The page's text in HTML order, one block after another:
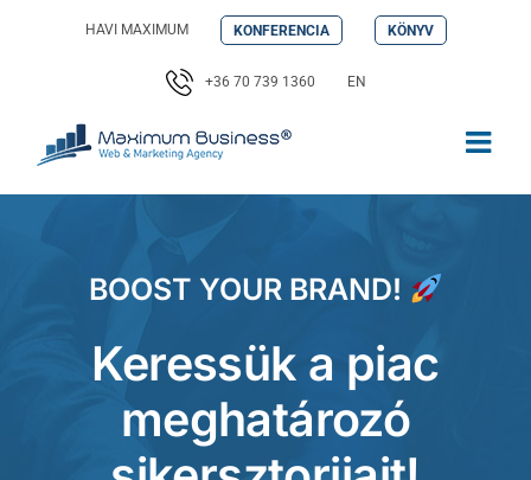
HAVI MAXIMUM KONFERENCIA KÖNYV
+36 70 739 1360 EN
BOOST YOUR BRAND!
Keressük a piac
meghatározó